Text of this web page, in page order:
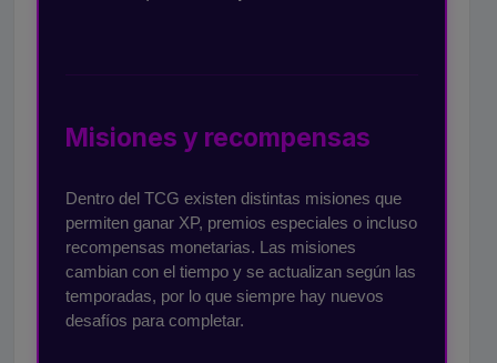
Misiones y recompensas
Dentro del TCG existen distintas misiones que
permiten ganar XP, premios especiales o incluso
recompensas monetarias. Las misiones
cambian con el tiempo y se actualizan según las
temporadas, por lo que siempre hay nuevos
desafíos para completar.